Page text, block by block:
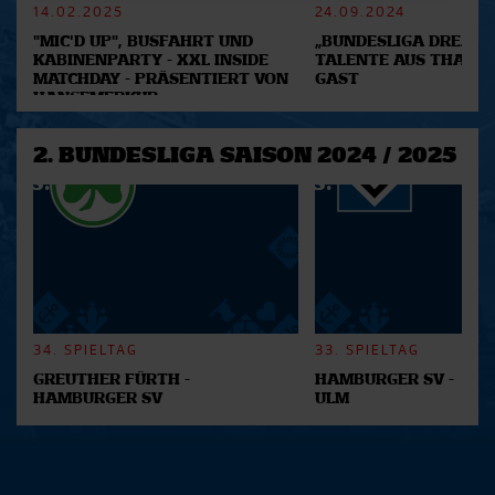
Abschnitt Einzelheiten
Wir verwenden Cookies, um Inhalte und Anzeigen zu
personalisieren, Funktionen für soziale Medien anbieten
analysieren. Außerdem geben wir Informationen zu Ihrer
soziale Medien, Werbung und Analysen weiter. Unsere
Partner führen diese Informationen möglicherweise mit
14.02.2025
"MIC'D UP", BUSFAHRT UND
KABINENPARTY - XXL INSIDE
MATCHDAY - PRÄSENTIERT VON
HANSEMERKUR
24.09.2024
„BUNDESLIGA DREAM
TALENTE AUS
GAST
2. BUNDESLIGA SAISON 2024 / 2025
34. SPIELTAG
GREUTHER FÜRTH -
HAMBURGER SV
33. SPIELTAG
HAMBURGER SV -
ULM